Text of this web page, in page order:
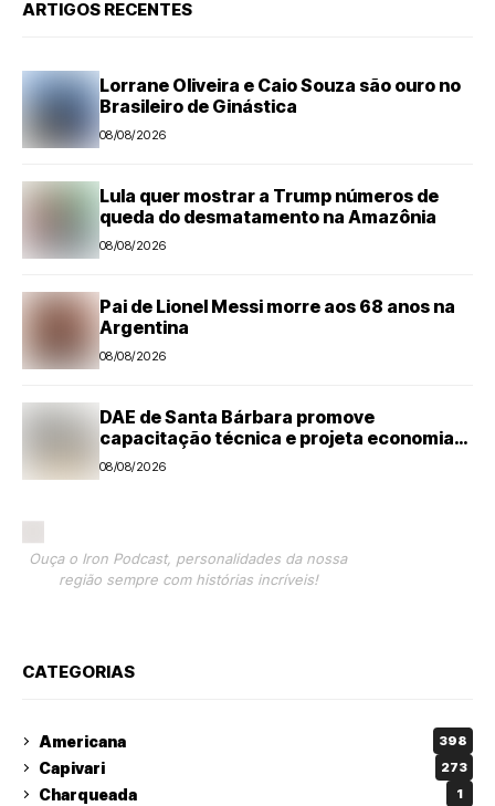
ARTIGOS RECENTES
Lorrane Oliveira e Caio Souza são ouro no
Brasileiro de Ginástica
08/08/2026
Lula quer mostrar a Trump números de
queda do desmatamento na Amazônia
08/08/2026
Pai de Lionel Messi morre aos 68 anos na
Argentina
08/08/2026
DAE de Santa Bárbara promove
capacitação técnica e projeta economia
anual de mais de R$ 300 mil com eficiência
08/08/2026
Ouça o Iron Podcast, personalidades da nossa
região sempre com histórias incríveis!
CATEGORIAS
Americana 398
Capivari 273
Charqueada 1